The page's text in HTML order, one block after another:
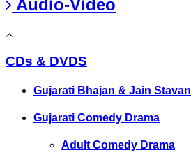
Audio-Video
CDs & DVDS
Gujarati Bhajan & Jain Stavan
Gujarati Comedy Drama
Adult Comedy Drama